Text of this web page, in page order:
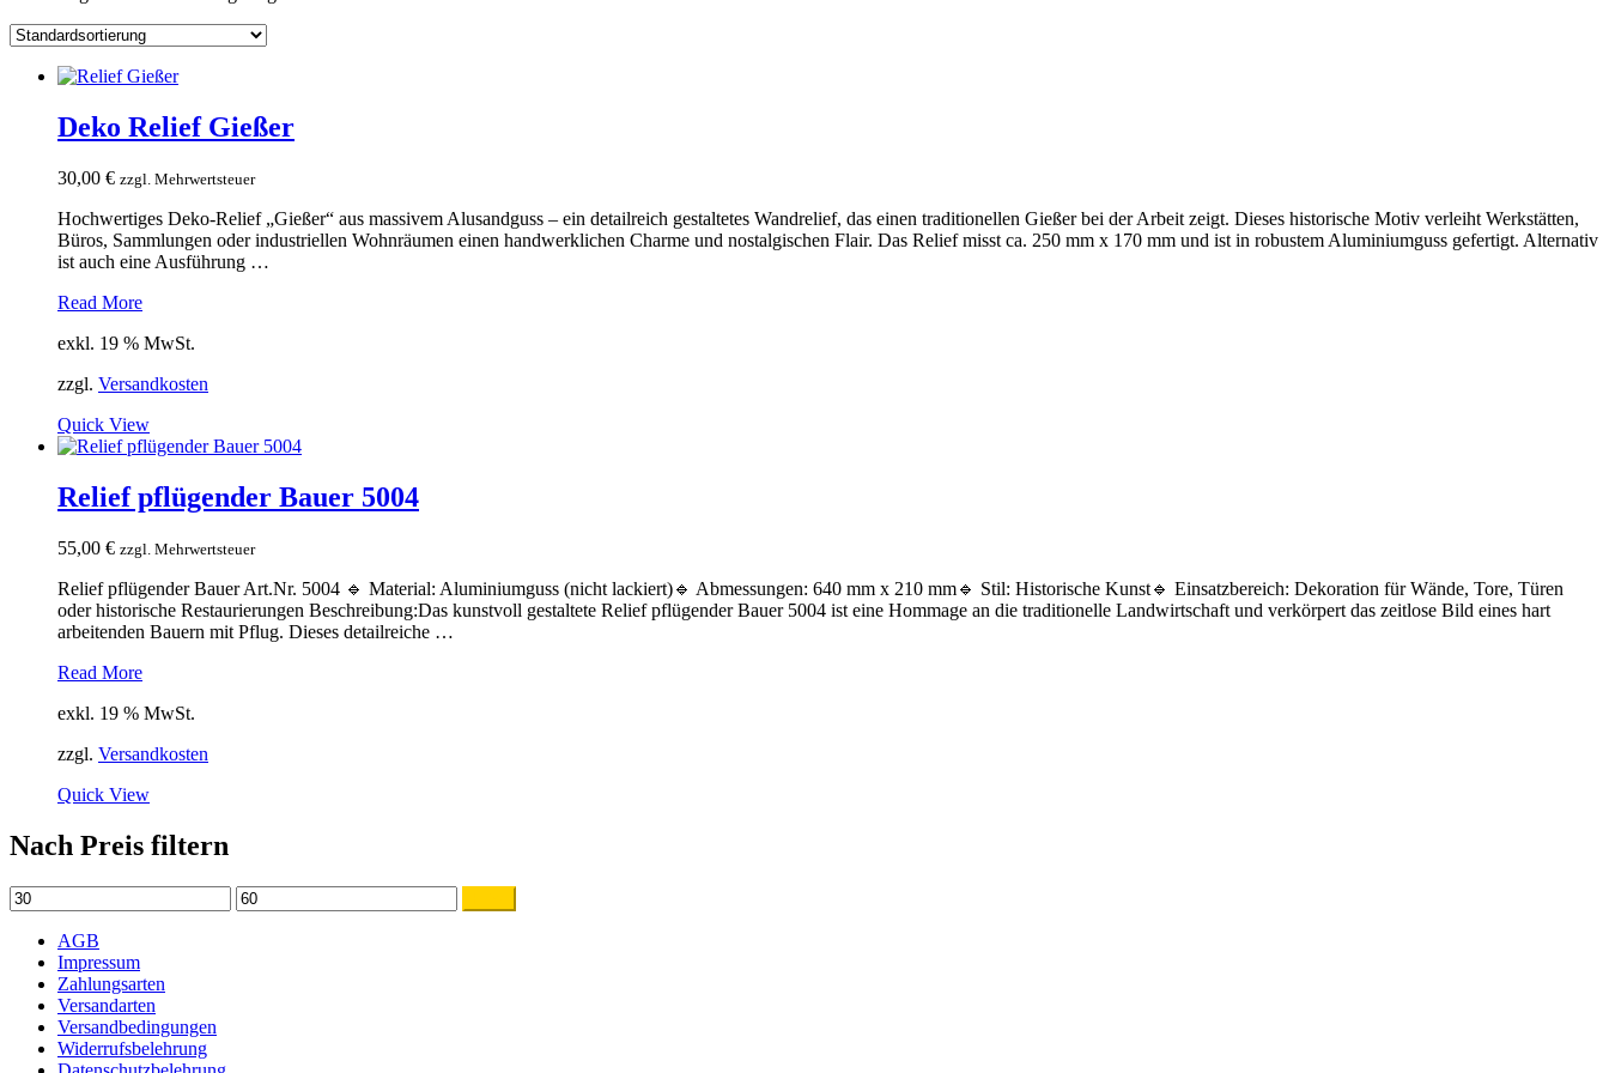
Deko Relief Gießer
30,00 € zzgl. Mehrwertsteuer
Hochwertiges Deko-Relief „Gießer“ aus massivem Alusandguss – ein detailreich gestaltetes Wandrelief, das einen traditionellen Gießer bei der Arbeit zeigt. Dieses historische Motiv verleiht Werkstätten,
Büros, Sammlungen oder industriellen Wohnräumen einen handwerklichen Charme und nostalgischen Flair. Das Relief misst ca. 250 mm x 170 mm und ist in robustem Aluminiumguss gefertigt. Alternativ
ist auch eine Ausführung …
Deko
Gießer
Read More
exkl. 19 % MwSt.
zzgl. Versandkosten
Quick View
Relief pflügender Bauer 5004
55,00 € zzgl. Mehrwertsteuer
Relief pflügender Bauer Art.Nr. 5004 🔹 Material: Aluminiumguss (nicht lackiert)🔹 Abmessungen: 640 mm x 210 mm🔹 Stil: Historische Kunst🔹 Einsatzbereich: Dekoration für Wände, Tore, Türen
oder historische Restaurierungen Beschreibung:Das kunstvoll gestaltete Relief pflügender Bauer 5004 ist eine Hommage an die traditionelle Landwirtschaft und verkörpert das zeitlose Bild eines hart
arbeitenden Bauern mit Pflug. Dieses detailreiche …
Relief
Bauer
Read More
exkl. 19 % MwSt.
zzgl. Versandkosten
Quick View
Nach Preis filtern
Min.
Preis
Max.
Preis
AGB
Impressum
Zahlungsarten
Versandarten
Versandbedingungen
Widerrufsbelehrung